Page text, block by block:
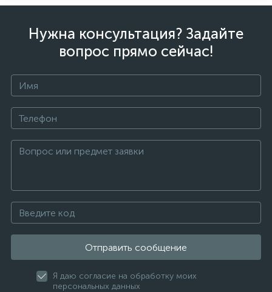
Нужна консультация? Задайте
вопрос прямо сейчас!
Отправить сообщение
Я даю согласие на обработку моих
персональных данных